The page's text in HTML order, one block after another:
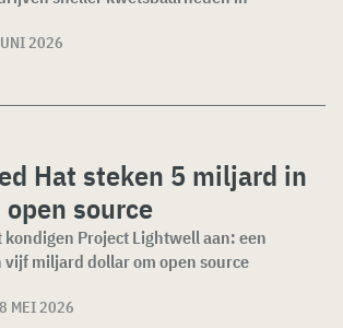
2026
Hat steken 5 miljard in
source
kondigen Project Lightwell aan: een
miljard dollar om open source
MEI 2026